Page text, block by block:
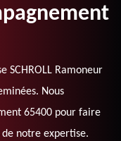
SCHROLL Ramoneur
Nous
65400 pour faire
notre expertise.